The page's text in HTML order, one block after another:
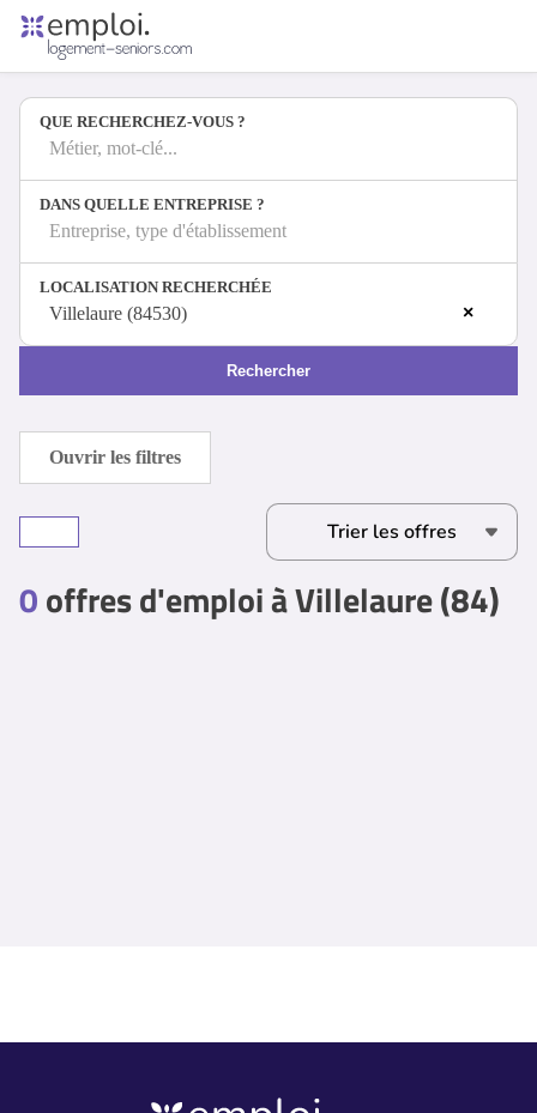
Offres d'emploi
Entreprises
Métiers
Se connecter
Espace candidat
Espace recruteur
QUE RECHERCHEZ-VOUS ?
Métier, mot-clé...
DANS QUELLE ENTREPRISE ?
Entreprise, type d'établissement
LOCALISATION RECHERCHÉE
×
Villelaure (84530)
Rechercher
0offres d'emploi à Villelaure (84)
Ouvrir les filtres